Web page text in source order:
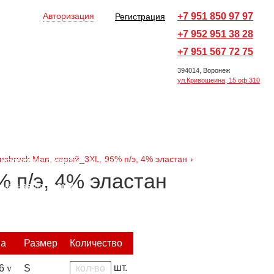
+7 951 850 97 97
+7 952 951 38 28
+7 951 567 72 75
394014, Воронеж
ул.Кривошеина, 15 оф.310
Авторизация Регистрация
подарки Награды
программа
Man, серый_3XL, 96% п/э, 4% эластан ›
п/э, 4% эластан
Размер Количество
v S шт.